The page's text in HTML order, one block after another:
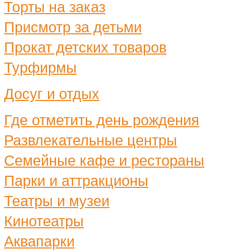
Торты на заказ
Присмотр за детьми
Прокат детских товаров
Турфирмы
Досуг и отдых
Где отметить день рождения
Развлекательные центры
Семейные кафе и рестораны
Парки и аттракционы
Театры и музеи
Кинотеатры
Аквапарки